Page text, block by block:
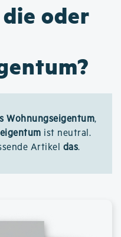
oder
Wohnungseigentum,
ist neutral.
Artikel das.